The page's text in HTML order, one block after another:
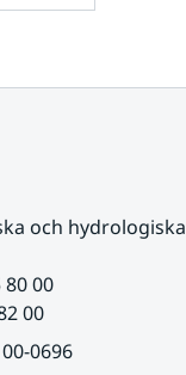
och
för
och hydrologiska
00
00
0696